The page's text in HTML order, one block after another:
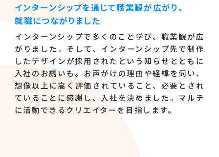
インターンシップを通じて職業観が広がり、
就職につながりました
インターンシップで多くのこと学び、職業観が広
がりました。そして、インターンシップ先で制作
したデザインが採用されたという知らせとともに
入社のお誘いも。お声がけの理由や経緯を伺い、
想像以上に高く評価されていること、必要とされ
ていることに感謝し、入社を決めました。マルチ
に活動できるクリエイターを目指します。